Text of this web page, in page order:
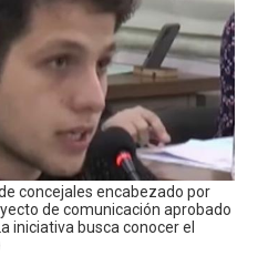
concejales encabezado por
de comunicación aprobado
iniciativa busca conocer el